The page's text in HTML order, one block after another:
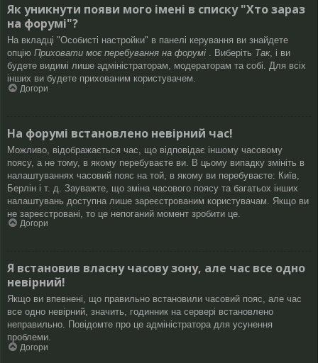
Як уникнути появи мого імені в списку "Хто зараз
на форумі"?
На вкладці "Особисті настройки" в панелі керування ви знайдете
опцію Приховати моє перебування на форумі . Виберіть Так, і ви
будете видимі лише адміністраторам, модераторам та собі. Для всіх
інших ви будете прихованим користувачем.
Догори
На форумі встановлено невірний час!
Можливо, відображається час, що відповідає іншому часовому
поясу, а не тому, в якому перебуваєте ви. В цьому випадку змініть в
налаштуваннях часовий пояс на той, в якому ви перебуваєте: Київ,
Берлін і т. д. Зауважте, що зміна часового поясу та багатьох інших
налаштувань доступна лише зареєстрованим користувачам. Якщо ви
не зареєстровані, то це непоганий момент зробити це.
Догори
Я встановив власну часову зону, але час все одно
невірний!
Якщо ви впевнені, що правильно встановили часовий пояс, але час
все одно невірний, значить, годинник на сервері встановлено
неправильно. Повідомте про це адміністратора для усунення
проблеми.
Догори